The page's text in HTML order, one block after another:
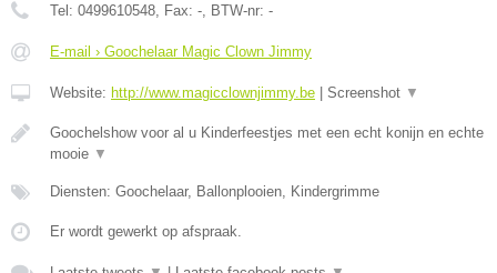
Tel: 0499610548 , Fax: - , BTW-nr: -
E-mail › Goochelaar Magic Clown Jimmy
Website: http://www.magicclownjimmy.be | Screenshot ▼
Goochelshow voor al u Kinderfeestjes met een echt konijn en echte
mooie ▼
Diensten: Goochelaar, Ballonplooien, Kindergrimme
Er wordt gewerkt op afspraak.